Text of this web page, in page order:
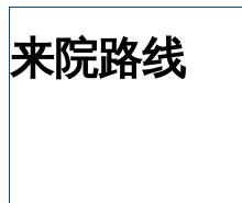
来院路线